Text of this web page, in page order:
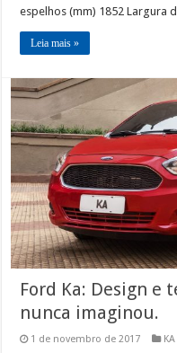
espelhos (mm) 1852 Largura
Leia mais »
Ford Ka: Design e
nunca imaginou.
1 de novembro de 2017 KA